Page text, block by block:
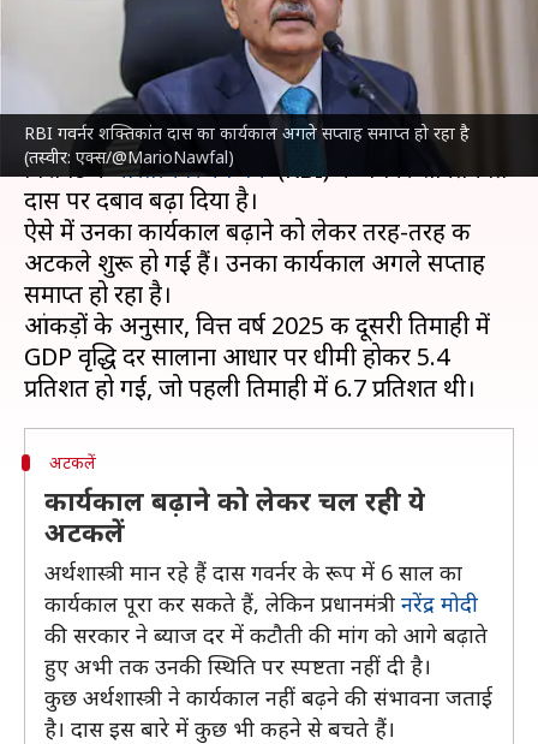
RBI गवर्नर शक्तिकांत दास का कार्यकाल अगले सप्ताह समाप्त हो रहा है
(तस्वीर: एक्स/@MarioNawfal)
Dec 03, 2024 02:59 pm
देश केसकल घरेलू उत्पाद(GDP) की वृद्धि दर में आई
गिरावट नेभारतीय रिजर्व बैंक(RBI) के गवर्नर शक्तिकांत
दास पर दबाव बढ़ा दिया है।
ऐसे में उनका कार्यकाल बढ़ाने को लेकर तरह-तरह की
अटकले शुरू हो गई हैं। उनका कार्यकाल अगले सप्ताह
समाप्त हो रहा है।
आंकड़ों के अनुसार, वित्त वर्ष 2025 की दूसरी तिमाही में
GDP वृद्धि दर सालाना आधार पर धीमी होकर 5.4
अटकलें
कार्यकाल बढ़ाने को लेकर चल रही ये
अटकलें
अर्थशास्त्री मान रहे हैं दास गवर्नर के रूप में 6 साल का
कार्यकाल पूरा कर सकते हैं, लेकिन प्रधानमंत्री नरेंद्र मोदी
की सरकार ने ब्याज दर में कटौती की मांग को आगे बढ़ाते
हुए अभी तक उनकी स्थिति पर स्पष्टता नहीं दी है।
कुछ अर्थशास्त्री ने कार्यकाल नहीं बढ़ने की संभावना जताई
है। दास इस बारे में कुछ भी कहने से बचते हैं।